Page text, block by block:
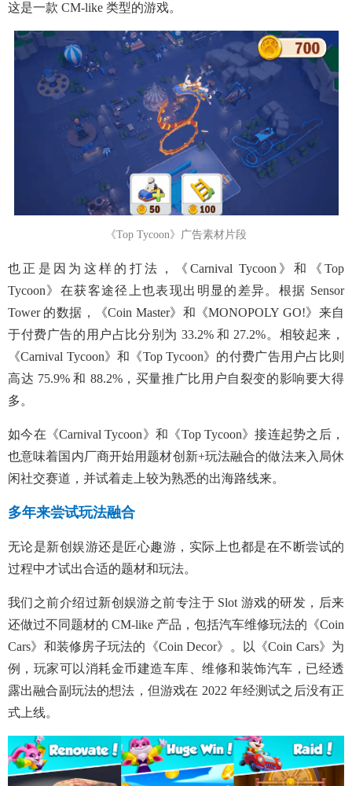
这是一款 CM-like 类型的游戏。
《Top Tycoon》广告素材片段
也正是因为这样的打法，《Carnival Tycoon》和《Top
Tycoon》在获客途径上也表现出明显的差异。根据 Sensor
Tower 的数据，《Coin Master》和《MONOPOLY GO!》来自
于付费广告的用户占比分别为 33.2% 和 27.2%。相较起来，
《Carnival Tycoon》和《Top Tycoon》的付费广告用户占比则
高达 75.9% 和 88.2%，买量推广比用户自裂变的影响要大得
多。
如今在《Carnival Tycoon》和《Top Tycoon》接连起势之后，
也意味着国内厂商开始用题材创新+玩法融合的做法来入局休
闲社交赛道，并试着走上较为熟悉的出海路线来。
多年来尝试玩法融合
无论是新创娱游还是匠心趣游，实际上也都是在不断尝试的
过程中才试出合适的题材和玩法。
我们之前介绍过新创娱游之前专注于 Slot 游戏的研发，后来
还做过不同题材的 CM-like 产品，包括汽车维修玩法的《Coin
Cars》和装修房子玩法的《Coin Decor》。以《Coin Cars》为
例，玩家可以消耗金币建造车库、维修和装饰汽车，已经透
露出融合副玩法的想法，但游戏在 2022 年经测试之后没有正
式上线。